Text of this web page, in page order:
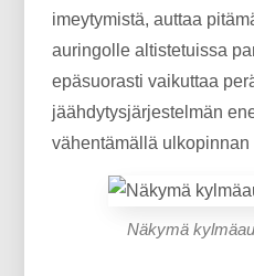
imeytymistä, auttaa
auringolle altistetuissa
epäsuorasti vaikuttaa
jäähdytysjärjestelmän
vähentämällä ulkopinnan
Näkymä